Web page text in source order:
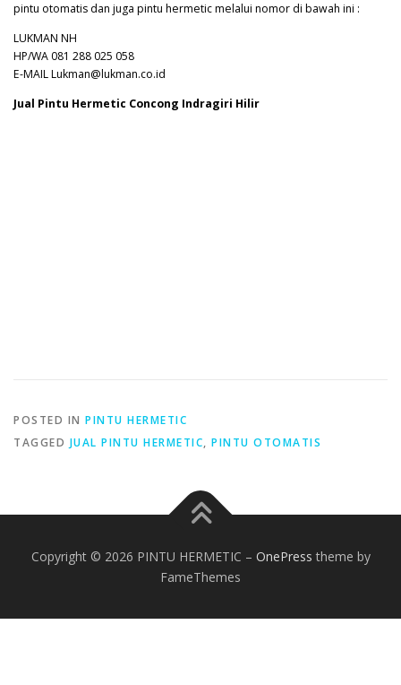
pintu otomatis dan juga pintu hermetic melalui nomor di bawah ini :
LUKMAN NH
HP/WA 081 288 025 058
E-MAIL Lukman@lukman.co.id
Jual Pintu Hermetic Concong Indragiri Hilir
POSTED IN PINTU HERMETIC
TAGGED JUAL PINTU HERMETIC, PINTU OTOMATIS
Copyright © 2026 PINTU HERMETIC – OnePress theme by
FameThemes